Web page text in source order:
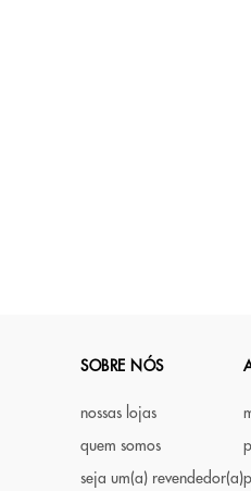
SOBRE NÓS
nossas lojas
quem somos
seja um(a) revendedor(a)